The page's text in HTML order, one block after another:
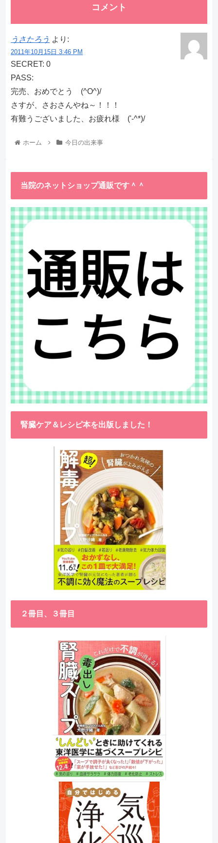
コメント
うさたろう より:
2011年10月15日 3:46 PM
SECRET: 0
PASS:
完売、おめでとう (^O^)/
さすが、さおさんやね～！！！
有難うございました、お疲れ様 ('-^*)/
ホーム 今日の出来事
当院のネットショップ通販です＾＾
腎臓ケア＆レシピ本を出版しました！
２冊目、３冊目